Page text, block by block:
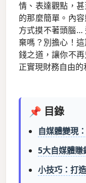
情、表達觀點，
的那麼簡單。內
方式摸不著頭腦…
棄嗎？別擔心！
錢之道，讓你不
正實現財務自由
📌 目錄
自媒體變現
5大自媒體賺
小技巧：打